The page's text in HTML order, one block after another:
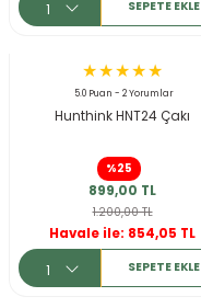
SEPETE EKLE
5.0 Puan - 2 Yorumlar
Hunthink HNT24 Çakı
%25
899,00 TL
1.200,00 TL
Havale ile: 854,05 TL
SEPETE EKLE